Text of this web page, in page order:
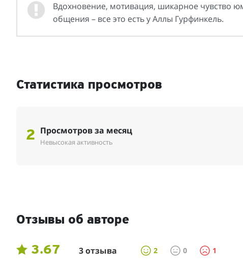
Вдохновение, мотивация, шикарное чувство
общения – все это есть у Аллы Гурфинкель.
Статистика просмотров
2 Просмотров за месяц
Невысокая активность
Отзывы об авторе
3.67 3 отзыва 2 0 1